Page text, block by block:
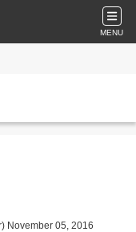
MENU
November 05, 2016